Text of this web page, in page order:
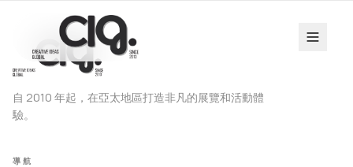
自 2010 年起，在亞太地區打造非凡的展覽和活動體
驗。
導航